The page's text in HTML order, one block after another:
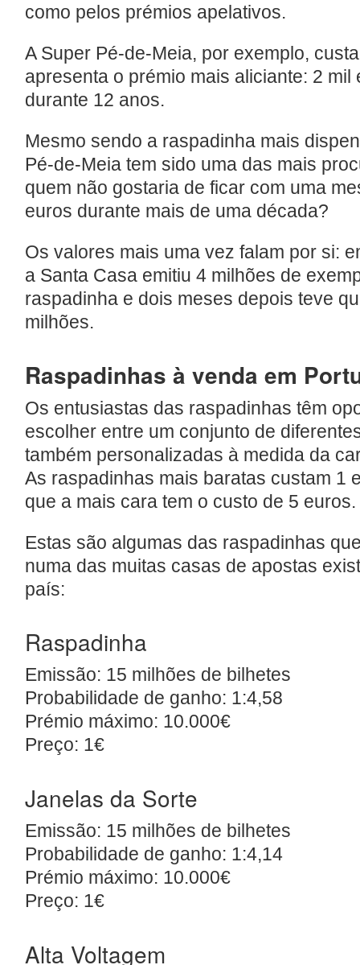
como pelos prémios apelativos.
A Super Pé-de-Meia, por exemplo,
apresenta o prémio mais aliciante: 2 mil
durante 12 anos.
Mesmo sendo a raspadinha mais
Pé-de-Meia tem sido uma das mais
quem não gostaria de ficar com uma
euros durante mais de uma década?
Os valores mais uma vez falam por si:
a Santa Casa emitiu 4 milhões de
raspadinha e dois meses depois teve
milhões.
Raspadinhas à venda em
Os entusiastas das raspadinhas têm
escolher entre um conjunto de
também personalizadas à medida da
As raspadinhas mais baratas custam 1
que a mais cara tem o custo de 5 euros.
Estas são algumas das raspadinhas
numa das muitas casas de apostas
país:
Raspadinha
Emissão: 15 milhões de bilhetes
Probabilidade de ganho: 1:4,58
Prémio máximo: 10.000€
Preço: 1€
Janelas da Sorte
Emissão: 15 milhões de bilhetes
Probabilidade de ganho: 1:4,14
Prémio máximo: 10.000€
Preço: 1€
Alta Voltagem